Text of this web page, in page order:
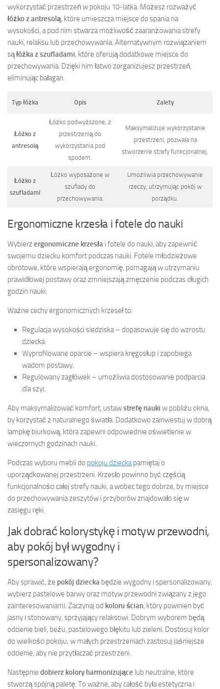
wykorzystać przestrzeń w pokoju 10-latka. Możesz rozważyć
łóżko z antresolą , które umieszcza miejsce do spania na
wysokości, a pod nim stwarza możliwość zaaranżowania strefy
nauki, relaksu lub przechowywania. Alternatywnym rozwiązaniem
sąłóżka z szufladami , które oferują dodatkowe miejsce do
przechowywania. Dzięki nim łatwo zorganizujesz przestrzeń,
eliminując bałagan.
Typ łóżka Opis Zalety
Łóżko z
antresolą
Łóżko podwyższone, z
przestrzenią do
wykorzystania pod
spodem.
Maksymalizuje wykorzystanie
przestrzeni, pozwala na
stworzenie strefy funkcjonalnej.
Łóżko z
szufladami
Łóżko wyposażone w
szuflady do
przechowywania.
Umożliwia przechowywanie
rzeczy, utrzymując pokój w
porządku.
Ergonomiczne krzesła i fotele do nauki
Wybierzergonomiczne krzesła i fotele do nauki, aby zapewnić
swojemu dziecku komfort podczas nauki. Fotele młodzieżowe
obrotowe, które wspierają ergonomię, pomagają w utrzymaniu
prawidłowej postawy oraz zmniejszają zmęczenie podczas długich
godzin nauki.
Ważne cechy ergonomicznych krzeseł to:
Regulacja wysokości siedziska – dopasowuje się do wzrostu
dziecka.
Wyprofilowane oparcie – wspiera kręgosłup i zapobiega
wadom postawy.
Regulowany zagłówek – umożliwia dostosowanie podparcia
dla szyi.
Aby maksymalizować komfort, ustawstrefę nauki w pobliżu okna,
by korzystać z naturalnego światła. Dodatkowo zainwestuj w dobrą
lampkę biurkową, która zapewni odpowiednie oświetlenie w
wieczornych godzinach nauki.
Podczas wyboru mebli do pokoju dzieckapamiętaj o
uporządkowanej przestrzeni. Krzesło powinno być częścią
funkcjonalności całej strefy nauki, a wobec tego dobrze, by miejsce
do przechowywania zeszytów i przyborów znajdowało się w
zasięgu ręki.
Jak dobrać kolorystykę i motyw przewodni,
aby pokój był wygodny i
spersonalizowany?
Aby sprawić, że pokój dziecka będzie wygodny i spersonalizowany,
wybierz pastelowe barwy oraz motyw przewodni związany z jego
zainteresowaniami. Zaczynaj od koloru ścian, który powinien być
jasny i stonowany, sprzyjający relaksowi. Dobrym wyborem będą
odcienie bieli, beżu, pastelowego błękitu lub zieleni. Dostosuj kolor
do wielkości pokoju; w małych przestrzeniach zastosuj jaśniejsze
odcienie, aby nie przytłaczać przestrzeni.
Następnie dobierz kolory harmonizujące lub neutralne, które
stworzą spójną paletę. To ważne, aby całość była estetyczna i